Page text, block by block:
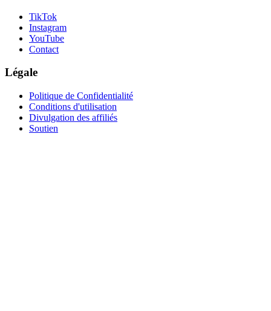
TikTok
Instagram
YouTube
Contact
Légale
Politique de Confidentialité
Conditions d'utilisation
Divulgation des affiliés
Soutien